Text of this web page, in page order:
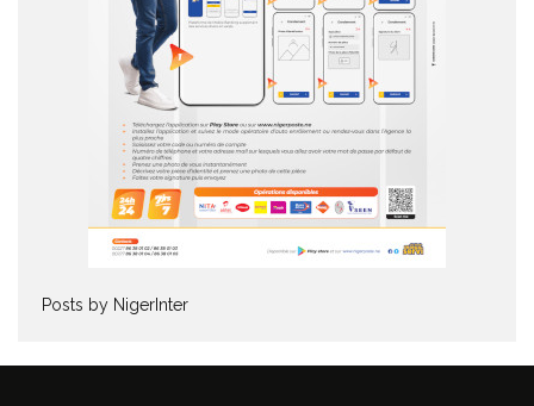
Posts by NigerInter